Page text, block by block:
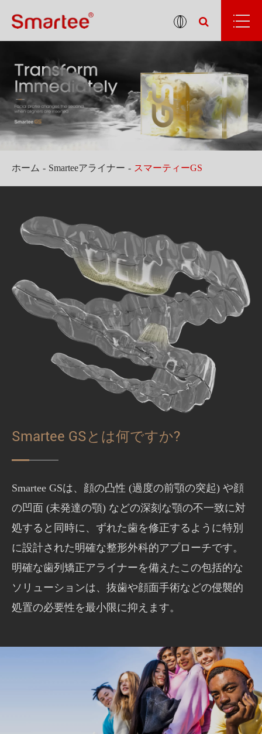
ホーム Smarteeアライナー スマーティーGS
Smartee GSとは何ですか?
Smartee GSは、顔の凸性 (過度の前顎の突起) や顔
の凹面 (未発達の顎) などの深刻な顎の不一致に対
処すると同時に、ずれた歯を修正するように特別
に設計された明確な整形外科的アプローチです。
明確な歯列矯正アライナーを備えたこの包括的な
ソリューションは、抜歯や顔面手術などの侵襲的
処置の必要性を最小限に抑えます。